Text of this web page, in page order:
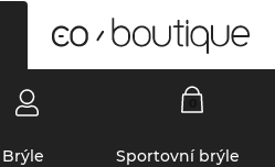
Brýle Sportovní brýle